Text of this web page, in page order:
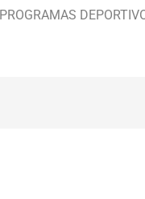
PROGRAMAS